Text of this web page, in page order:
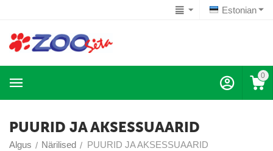
Estonian
0
PUURID JA AKSESSUAARID
Algus / Närilised / PUURID JA AKSESSUAARID